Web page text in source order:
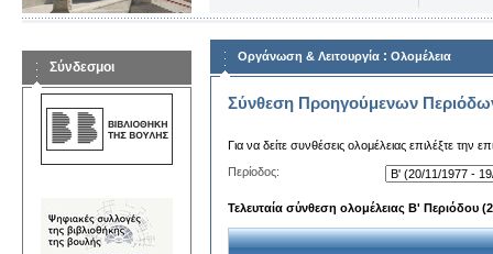
Σύνδεσμοι
Οργάνωση & Λειτουργία : Ολομέλεια
Σύνθεση Προηγούμενων
Για να δείτε συνθέσεις ολομέλειας επιλέξτε την
Περίοδος:
Τελευταία σύνθεση ολομέλειας Β' Περιόδου